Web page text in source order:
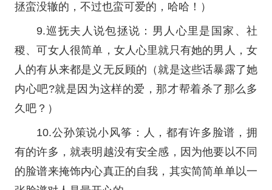
拯蛮没辙的，不过也蛮可爱的，哈哈！）
9.巡抚夫人说包拯说：男人心里是国家、社
稷、可女人很简单，女人心里就只有她的男人，女
人的有从来都是义无反顾的（就是这些话暴露了她
内心吧?就是因为这样的爱，那才帮着杀了那么多
久吧？）
10.公孙策说小风筝：人，都有许多脸谱，拥
有的许多，就表明越没有安全感，因为他要以不同
的脸谱来掩饰内心真正的自我，其实简简单单以一